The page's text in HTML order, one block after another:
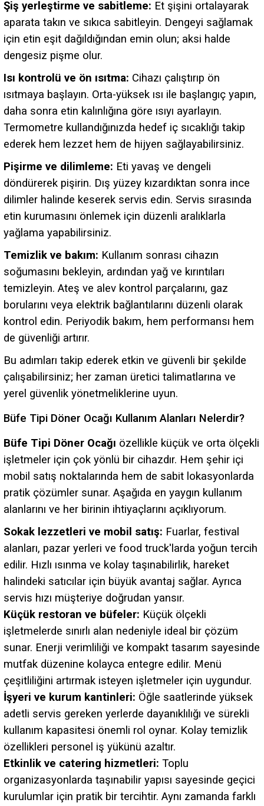
Şiş yerleştirme ve sabitleme: Et şişini ortalayarak
aparata takın ve sıkıca sabitleyin. Dengeyi sağlamak
için etin eşit dağıldığından emin olun; aksi halde
dengesiz pişme olur.
Isı kontrolü ve ön ısıtma: Cihazı çalıştırıp ön
ısıtmaya başlayın. Orta-yüksek ısı ile başlangıç yapın,
daha sonra etin kalınlığına göre ısıyı ayarlayın.
Termometre kullandığınızda hedef iç sıcaklığı takip
ederek hem lezzet hem de hijyen sağlayabilirsiniz.
Pişirme ve dilimleme: Eti yavaş ve dengeli
döndürerek pişirin. Dış yüzey kızardıktan sonra ince
dilimler halinde keserek servis edin. Servis sırasında
etin kurumasını önlemek için düzenli aralıklarla
yağlama yapabilirsiniz.
Temizlik ve bakım: Kullanım sonrası cihazın
soğumasını bekleyin, ardından yağ ve kırıntıları
temizleyin. Ateş ve alev kontrol parçalarını, gaz
borularını veya elektrik bağlantılarını düzenli olarak
kontrol edin. Periyodik bakım, hem performansı hem
de güvenliği artırır.
Bu adımları takip ederek etkin ve güvenli bir şekilde
çalışabilirsiniz; her zaman üretici talimatlarına ve
yerel güvenlik yönetmeliklerine uyun.
Büfe Tipi Döner Ocağı Kullanım Alanları Nelerdir?
Büfe Tipi Döner Ocağı özellikle küçük ve orta ölçekli
işletmeler için çok yönlü bir cihazdır. Hem şehir içi
mobil satış noktalarında hem de sabit lokasyonlarda
pratik çözümler sunar. Aşağıda en yaygın kullanım
alanlarını ve her birinin ihtiyaçlarını açıklıyorum.
Sokak lezzetleri ve mobil satış: Fuarlar, festival
alanları, pazar yerleri ve food truck'larda yoğun tercih
edilir. Hızlı ısınma ve kolay taşınabilirlik, hareket
halindeki satıcılar için büyük avantaj sağlar. Ayrıca
servis hızı müşteriye doğrudan yansır.
Küçük restoran ve büfeler: Küçük ölçekli
işletmelerde sınırlı alan nedeniyle ideal bir çözüm
sunar. Enerji verimliliği ve kompakt tasarım sayesinde
mutfak düzenine kolayca entegre edilir. Menü
çeşitliliğini artırmak isteyen işletmeler için uygundur.
İşyeri ve kurum kantinleri: Öğle saatlerinde yüksek
adetli servis gereken yerlerde dayanıklılığı ve sürekli
kullanım kapasitesi önemli rol oynar. Kolay temizlik
özellikleri personel iş yükünü azaltır.
Etkinlik ve catering hizmetleri: Toplu
organizasyonlarda taşınabilir yapısı sayesinde geçici
kurulumlar için pratik bir tercihtir. Aynı zamanda farklı